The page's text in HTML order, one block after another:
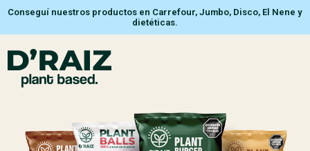
Conseguí nuestros productos en Carrefour, Jumbo, Disco, El Nene y
dietéticas.